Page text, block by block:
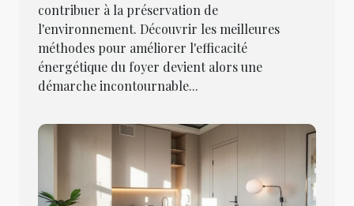
contribuer à la préservation de
l'environnement. Découvrir les meilleures
méthodes pour améliorer l'efficacité
énergétique du foyer devient alors une
démarche incontournable...